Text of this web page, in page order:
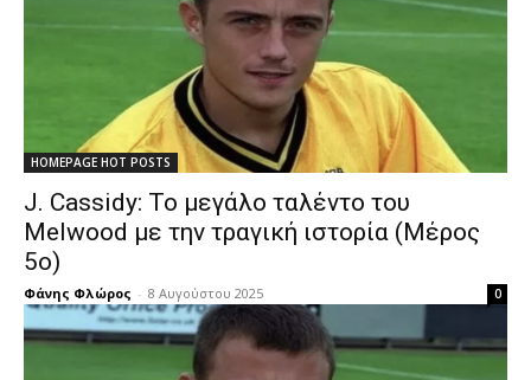
HOMEPAGE HOT POSTS
J. Cassidy: Το μεγάλο ταλέντο του
Melwood με την τραγική ιστορία (Μέρος
5ο)
Φάνης Φλώρος - 8 Αυγούστου 2025 0